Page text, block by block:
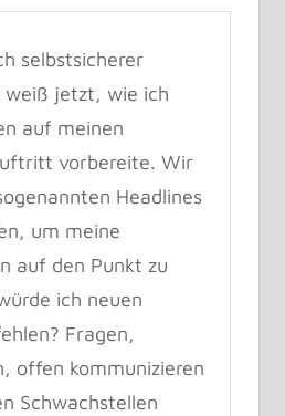
selbstsicherer
weiß jetzt, wie ich
auf meinen
vorbereite. Wir
Headlines
um meine
auf den Punkt zu
ich neuen
Fragen,
offen kommunizieren
Schwachstellen